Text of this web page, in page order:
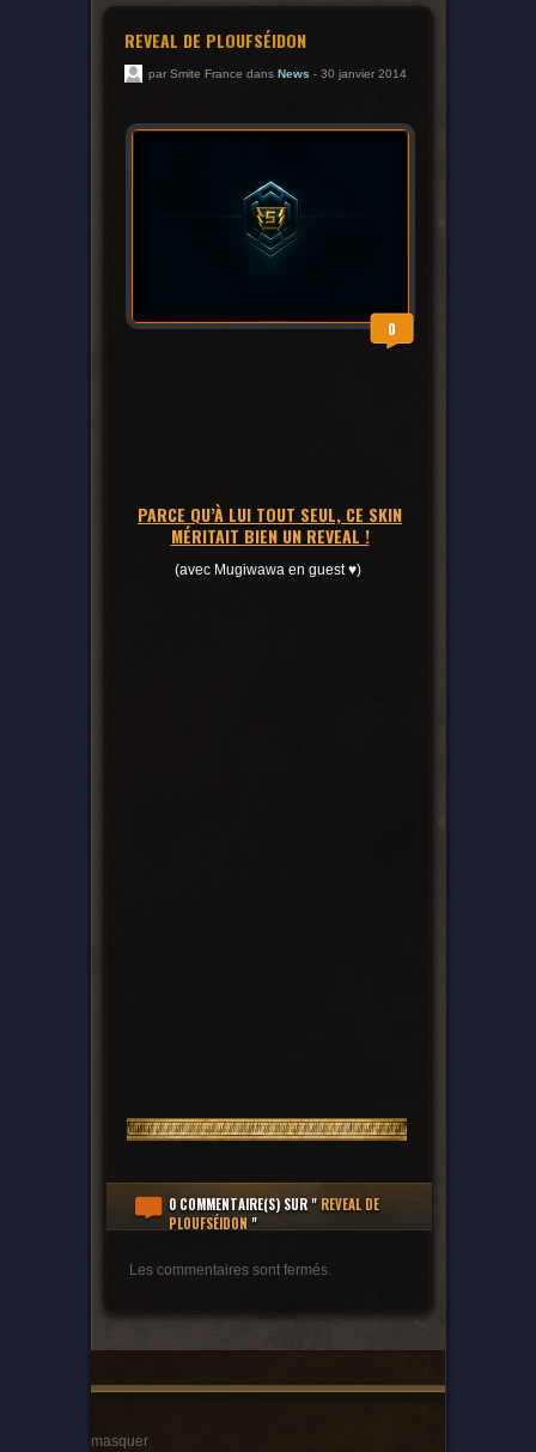
REVEAL DE PLOUFSÉIDON
par Smite France dans News - 30 janvier 2014
0
PARCE QU’À LUI TOUT SEUL, CE SKIN
MÉRITAIT BIEN UN REVEAL !
(avec Mugiwawa en guest ♥)
0 COMMENTAIRE(S)SUR " REVEAL DE
PLOUFSÉIDON "
Les commentaires sont fermés.
masquer